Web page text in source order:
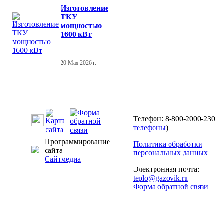
Изготовление
ТКУ
мощностью
1600 кВт
20 Мая 2026 г.
Программирование
сайта —
Сайтмедиа
Телефон: 8-800-2000-230
телефоны)
Политика обработки
персональных данных
Электронная почта:
teplo@gazovik.ru
Форма обратной связи